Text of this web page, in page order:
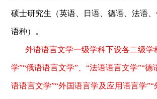
硕士研究生（英语、日语、德语、法语
语种）。
外语语言文学一级学科下设各二级学
学”“俄语语言文学”、“法语语言文学”“德
语语言文学”“外国语言学及应用语言学